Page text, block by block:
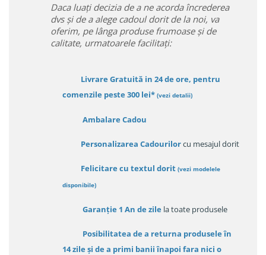
Daca luați decizia de a ne acorda încrederea
dvs și de a alege cadoul dorit de la noi, va
oferim, pe lânga produse frumoase și de
calitate, urmatoarele facilitați:
Livrare Gratuită in 24 de ore, pentru
comenzile peste 300 lei* (vezi detalii)
Ambalare Cadou
Personalizarea Cadourilorcu mesajul dorit
Felicitare cu textul dorit (vezi modelele
disponibile)
Garanție 1 An de zile la toate produsele
Posibilitatea de a returna produsele în
14 zileși de a primi banii înapoi fara nici o